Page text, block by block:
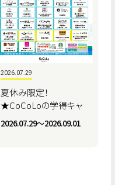
2026.07.29
夏休み限定！
★CoCoLoの学得キャ
ンペーン★
2026.07.29〜2026.09.01